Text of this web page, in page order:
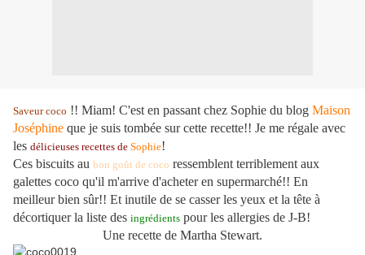
Saveur coco !! Miam! C'est en passant chez Sophie du blog Maison
Joséphine que je suis tombée sur cette recette!! Je me régale avec
les délicieuses recettes de Sophie!
Ces biscuits au bon goût de coco ressemblent terriblement aux
galettes coco qu'il m'arrive d'acheter en supermarché!! En
meilleur bien sûr!! Et inutile de se casser les yeux et la tête à
décortiquer la liste des ingrédients pour les allergies de J-B!
Une recette de Martha Stewart.